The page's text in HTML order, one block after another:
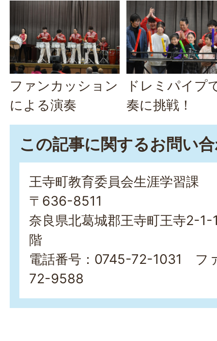
ファンカッション
による演奏
ドレミパイプ
奏に挑戦！
この記事に関するお問い
王寺町教育委員会生涯学習課
〒636-8511
奈良県北葛城郡王寺町王寺2-
階
電話番号：0745-72-1031 フ
72-9588